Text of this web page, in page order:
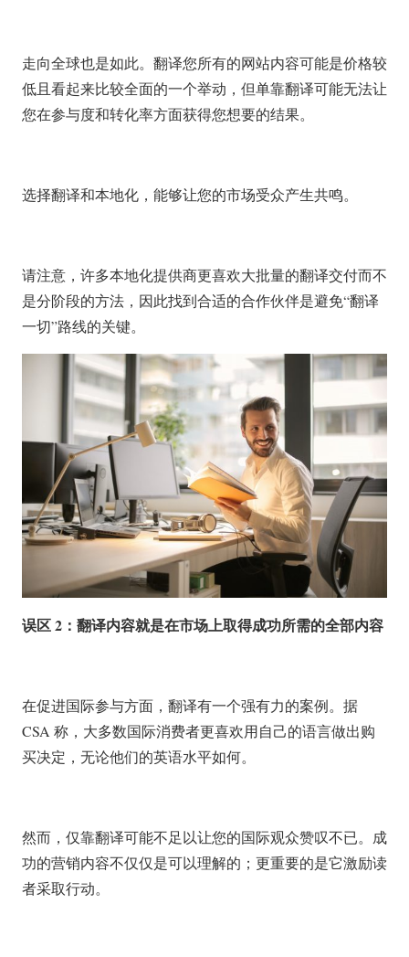
走向全球也是如此。翻译您所有的网站内容可能是价格较
低且看起来比较全面的一个举动，但单靠翻译可能无法让
您在参与度和转化率方面获得您想要的结果。
选择翻译和本地化，能够让您的市场受众产生共鸣。
请注意，许多本地化提供商更喜欢大批量的翻译交付而不
是分阶段的方法，因此找到合适的合作伙伴是避免“翻译
一切”路线的关键。
误区 2：翻译内容就是在市场上取得成功所需的全部内容
在促进国际参与方面，翻译有一个强有力的案例。据
CSA 称，大多数国际消费者更喜欢用自己的语言做出购
买决定，无论他们的英语水平如何。
然而，仅靠翻译可能不足以让您的国际观众赞叹不已。成
功的营销内容不仅仅是可以理解的；更重要的是它激励读
者采取行动。